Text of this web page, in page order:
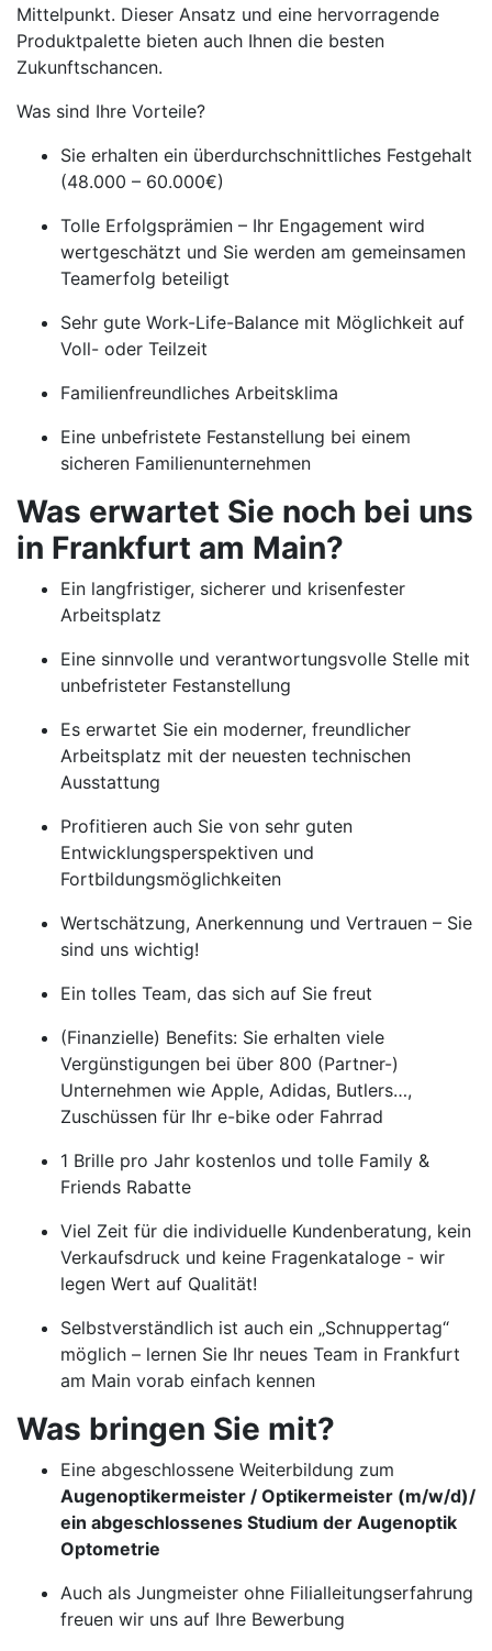
Mittelpunkt. Dieser Ansatz und eine hervorragende
Produktpalette bieten auch Ihnen die besten
Zukunftschancen.
Was sind Ihre Vorteile?
Sie erhalten ein überdurchschnittliches Festgehalt
(48.000 – 60.000€)
Tolle Erfolgsprämien – Ihr Engagement wird
wertgeschätzt und Sie werden am gemeinsamen
Teamerfolg beteiligt
Sehr gute Work-Life-Balance mit Möglichkeit auf
Voll- oder Teilzeit
Familienfreundliches Arbeitsklima
Eine unbefristete Festanstellung bei einem
sicheren Familienunternehmen
Was erwartet Sie noch bei uns
in Frankfurt am Main?
Ein langfristiger, sicherer und krisenfester
Arbeitsplatz
Eine sinnvolle und verantwortungsvolle Stelle mit
unbefristeter Festanstellung
Es erwartet Sie ein moderner, freundlicher
Arbeitsplatz mit der neuesten technischen
Ausstattung
Profitieren auch Sie von sehr guten
Entwicklungsperspektiven und
Fortbildungsmöglichkeiten
Wertschätzung, Anerkennung und Vertrauen – Sie
sind uns wichtig!
Ein tolles Team, das sich auf Sie freut
(Finanzielle) Benefits: Sie erhalten viele
Vergünstigungen bei über 800 (Partner-)
Unternehmen wie Apple, Adidas, Butlers…,
Zuschüssen für Ihr e-bike oder Fahrrad
1 Brille pro Jahr kostenlos und tolle Family &
Friends Rabatte
Viel Zeit für die individuelle Kundenberatung, kein
Verkaufsdruck und keine Fragenkataloge - wir
legen Wert auf Qualität!
Selbstverständlich ist auch ein „Schnuppertag“
möglich – lernen Sie Ihr neues Team in Frankfurt
am Main vorab einfach kennen
Was bringen Sie mit?
Eine abgeschlossene Weiterbildung zum
Augenoptikermeister / Optikermeister (m/w/d)/
ein abgeschlossenes Studium der Augenoptik
Optometrie
Auch als Jungmeister ohne Filialleitungserfahrung
freuen wir uns auf Ihre Bewerbung